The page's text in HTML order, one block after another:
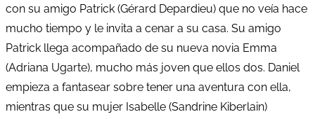
con su amigo Patrick (Gérard Depardieu) que no veía hace
mucho tiempo y le invita a cenar a su casa. Su amigo
Patrick llega acompañado de su nueva novia Emma
(Adriana Ugarte), mucho más joven que ellos dos. Daniel
empieza a fantasear sobre tener una aventura con ella,
mientras que su mujer Isabelle (Sandrine Kiberlain)